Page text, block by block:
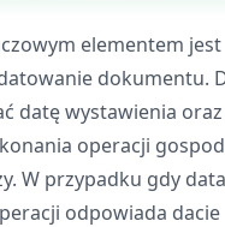
elementem jest
dokumentu.
datę wystawienia
operacji
W przypadku gdy data
odpowiada dacie